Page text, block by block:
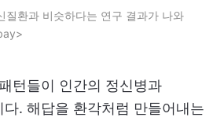
질환과 비슷하다는 연구 결과가 나와
턴들이 인간의 정신병과
. 해답을 환각처럼 만들어내는